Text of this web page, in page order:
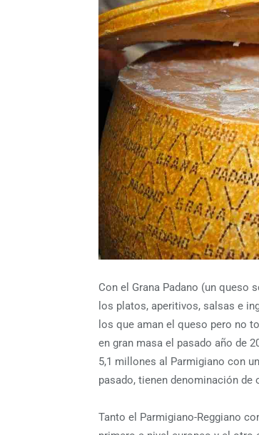
Con el Grana Padano (un queso
los platos, aperitivos, salsas e
los que aman el queso pero no
en gran masa el pasado año de
5,1 millones al Parmigiano con
pasado, tienen denominación de
Tanto el Parmigiano-Reggiano